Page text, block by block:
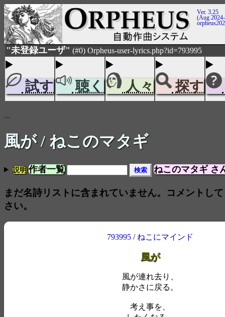
Ver. 3.25
(Aug
"未登録ユーザ" (#0) Orpheus-user-lyrics.php?id=793995
試す 聴く 人々 探す
...
風が/ ねこのマタギ
説明 作者一覧 ねこのマタギ さ
まだ名詩リストに含まれていません。コメントし
さい。
793995/ ねこにマインド
風が
風が連れ去り、
静かさに戻る。
考え事を、